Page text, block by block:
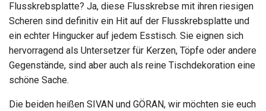
Flusskrebsplatte? Ja, diese Flusskrebse mit ihren riesigen
Scheren sind definitiv ein Hit auf der Flusskrebsplatte und
ein echter Hingucker auf jedem Esstisch. Sie eignen sich
hervorragend als Untersetzer für Kerzen, Töpfe oder andere
Gegenstände, sind aber auch als reine Tischdekoration eine
schöne Sache.
Die beiden heißen SIVAN und GÖRAN, wir möchten sie euch